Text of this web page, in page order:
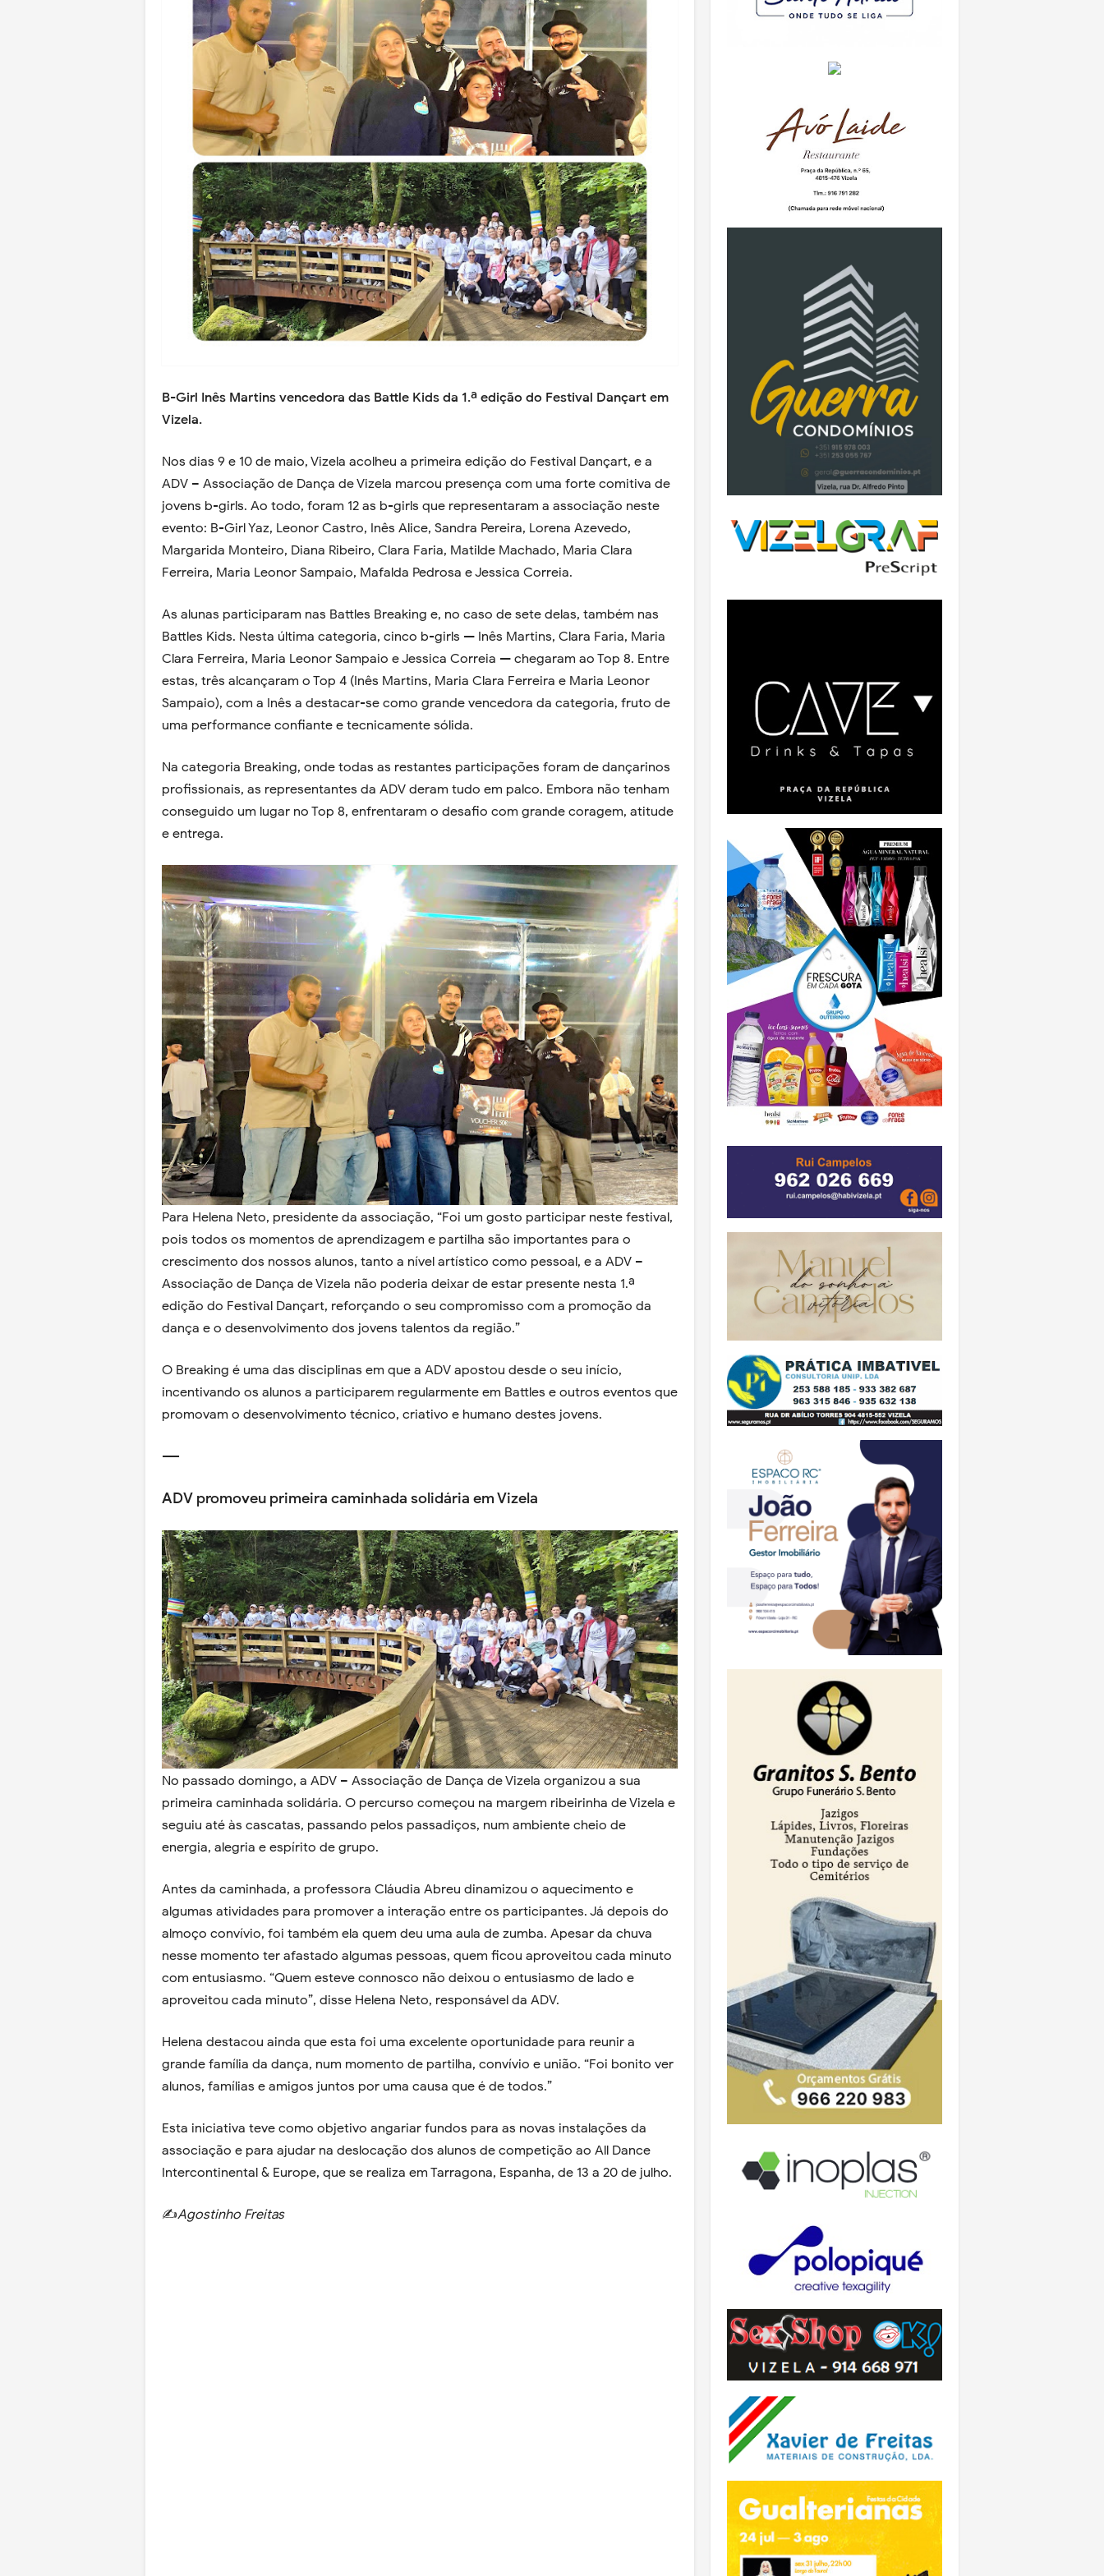
B-Girl Inês Martins vencedora das Battle Kids da 1.ª edição do Festival Dançart em
Vizela.
Nos dias 9 e 10 de maio, Vizela acolheu a primeira edição do Festival Dançart, e a
ADV – Associação de Dança de Vizela marcou presença com uma forte comitiva de
jovens b-girls. Ao todo, foram 12 as b-girls que representaram a associação neste
evento: B-Girl Yaz, Leonor Castro, Inês Alice, Sandra Pereira, Lorena Azevedo,
Margarida Monteiro, Diana Ribeiro, Clara Faria, Matilde Machado, Maria Clara
Ferreira, Maria Leonor Sampaio, Mafalda Pedrosa e Jessica Correia.
As alunas participaram nas Battles Breaking e, no caso de sete delas, também nas
Battles Kids. Nesta última categoria, cinco b-girls — Inês Martins, Clara Faria, Maria
Clara Ferreira, Maria Leonor Sampaio e Jessica Correia — chegaram ao Top 8. Entre
estas, três alcançaram o Top 4 (Inês Martins, Maria Clara Ferreira e Maria Leonor
Sampaio), com a Inês a destacar-se como grande vencedora da categoria, fruto de
uma performance confiante e tecnicamente sólida.
Na categoria Breaking, onde todas as restantes participações foram de dançarinos
profissionais, as representantes da ADV deram tudo em palco. Embora não tenham
conseguido um lugar no Top 8, enfrentaram o desafio com grande coragem, atitude
e entrega.
Para Helena Neto, presidente da associação, “Foi um gosto participar neste festival,
pois todos os momentos de aprendizagem e partilha são importantes para o
crescimento dos nossos alunos, tanto a nível artístico como pessoal, e a ADV –
Associação de Dança de Vizela não poderia deixar de estar presente nesta 1.ª
edição do Festival Dançart, reforçando o seu compromisso com a promoção da
dança e o desenvolvimento dos jovens talentos da região.”
O Breaking é uma das disciplinas em que a ADV apostou desde o seu início,
incentivando os alunos a participarem regularmente em Battles e outros eventos que
promovam o desenvolvimento técnico, criativo e humano destes jovens.
----
ADV promoveu primeira caminhada solidária em Vizela
No passado domingo, a ADV – Associação de Dança de Vizela organizou a sua
primeira caminhada solidária. O percurso começou na margem ribeirinha de Vizela e
seguiu até às cascatas, passando pelos passadiços, num ambiente cheio de
energia, alegria e espírito de grupo.
Antes da caminhada, a professora Cláudia Abreu dinamizou o aquecimento e
algumas atividades para promover a interação entre os participantes. Já depois do
almoço convívio, foi também ela quem deu uma aula de zumba. Apesar da chuva
nesse momento ter afastado algumas pessoas, quem ficou aproveitou cada minuto
com entusiasmo. “Quem esteve connosco não deixou o entusiasmo de lado e
aproveitou cada minuto”, disse Helena Neto, responsável da ADV.
Helena destacou ainda que esta foi uma excelente oportunidade para reunir a
grande família da dança, num momento de partilha, convívio e união. “Foi bonito ver
alunos, famílias e amigos juntos por uma causa que é de todos.”
Esta iniciativa teve como objetivo angariar fundos para as novas instalações da
associação e para ajudar na deslocação dos alunos de competição ao All Dance
Intercontinental & Europe, que se realiza em Tarragona, Espanha, de 13 a 20 de julho.
✍️Agostinho Freitas